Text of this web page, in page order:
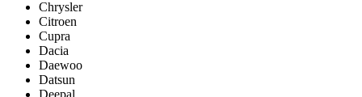
Chrysler
Citroen
Cupra
Dacia
Daewoo
Datsun
Deepal